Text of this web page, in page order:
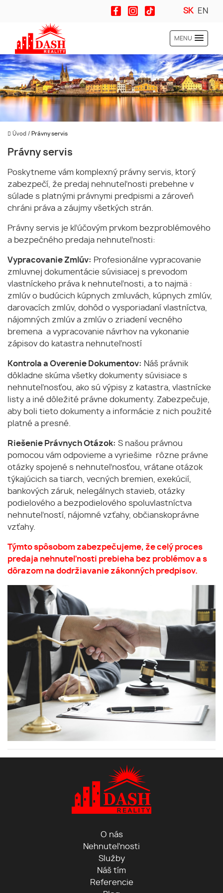
SK EN
MENU
Úvod / Právny servis
Právny servis
Poskytneme vám komplexný právny servis, ktorý
zabezpečí, že predaj nehnuteľnosti prebehne v
súlade s platnými právnymi predpismi a zároveň
chráni práva a záujmy všetkých strán.
Právny servis je kľúčovým prvkom bezproblémového
a bezpečného predaja nehnuteľnosti:
Vypracovanie Zmlúv: Profesionálne vypracovanie
zmluvnej dokumentácie súvisiacej s prevodom
vlastníckeho práva k nehnuteľnosti, a to najmä :
zmlúv o budúcich kúpnych zmluvách, kúpnych zmlúv,
darovacích zmlúv, dohôd o vysporiadaní vlastníctva,
nájomných zmlúv a zmlúv o zriadení vecného
bremena a vypracovanie návrhov na vykonanie
zápisov do katastra nehnuteľností
Kontrola a Overenie Dokumentov: Náš právnik
dôkladne skúma všetky dokumenty súvisiace s
nehnuteľnosťou, ako sú výpisy z katastra, vlastnícke
listy a iné dôležité právne dokumenty. Zabezpečuje,
aby boli tieto dokumenty a informácie z nich použité
platné a presné.
Riešenie Právnych Otázok: S našou právnou
pomocou vám odpovieme a vyriešime rôzne právne
otázky spojené s nehnuteľnosťou, vrátane otázok
týkajúcich sa tiarch, vecných bremien, exekúcií,
bankových záruk, nelegálnych stavieb, otázky
podielového a bezpodielového spoluvlastníctva
nehnuteľností, nájomné vzťahy, občianskoprávne
vzťahy.
Týmto spôsobom zabezpečujeme, že celý proces
predaja nehnuteľnosti prebieha bez problémov a s
dôrazom na dodržiavanie zákonných predpisov.
O nás
Nehnuteľnosti
Služby
Náš tím
Referencie